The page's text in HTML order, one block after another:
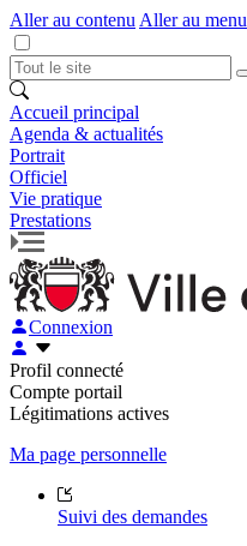
Aller au contenu Aller au menu
Accueil principal
Agenda & actualités
Portrait
Officiel
Vie pratique
Prestations
Connexion
Profil connecté
Compte portail
Légitimations actives
Ma page personnelle
Suivi des demandes